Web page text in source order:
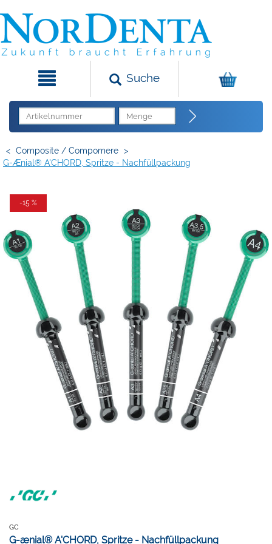
Suche
< Composite / Compomere >
G-Ænial® A'CHORD, Spritze - Nachfüllpackung
-15 %
GC
G-ænial® A'CHORD, Spritze - Nachfüllpackung